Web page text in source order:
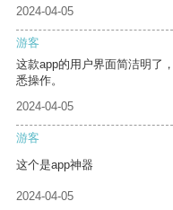
2024-04-05
游客
这款app的用户界面简洁明了
悉操作。
2024-04-05
游客
这个是app神器
2024-04-05